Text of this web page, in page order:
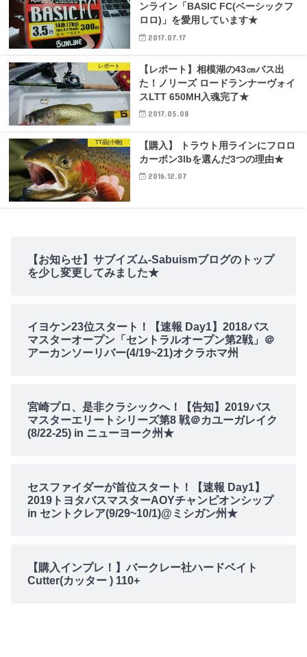
ンライン「BASIC FC(ベーシックフ
ロロ)」を愛用しています★
2017.07.17
レポート
【レポート】相模湖の43㎝バス出
た！ノリーズ ロードランナーヴォイ
スLTT 650MH入魂完了★
2017.05.08
TT品(小物)
【購入】 トラウト用ラインにフロロ
カーボン3lbを選んだ3つの理由★
2016.12.07
【お知らせ】サブイズム-Sabuismブログのトップ
を少し変更してみました★
イヨケン23位スタート！【速報 Day1】2018バス
マスターオープン「セントラルオープン第2戦」＠
アーカンソーリバー(4/19~21)オクラホマ州
宮崎プロ、是非クラシックへ！【告知】2019バス
マスターエリートシリーズ第8 戦＠カユーガレイク
(8/22-25) in ニューヨーク州★
セスファイダーが首位スタート！【速報 Day1】
2019トヨタバスマスターAOYチャンピオンシップ
in セントクレア(9/29~10/1)@ミシガン州★
【購入インプレ！】バークレー社ハードベイト
Cutter(カッター ) 110+